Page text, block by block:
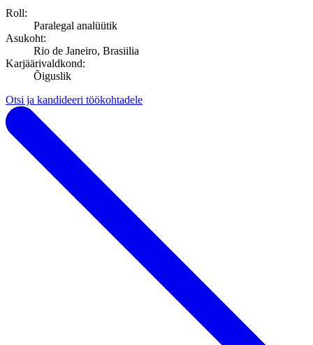
Roll:
Paralegal analüütik
Asukoht:
Rio de Janeiro, Brasiilia
Karjäärivaldkond:
Õiguslik
Otsi ja kandideeri töökohtadele